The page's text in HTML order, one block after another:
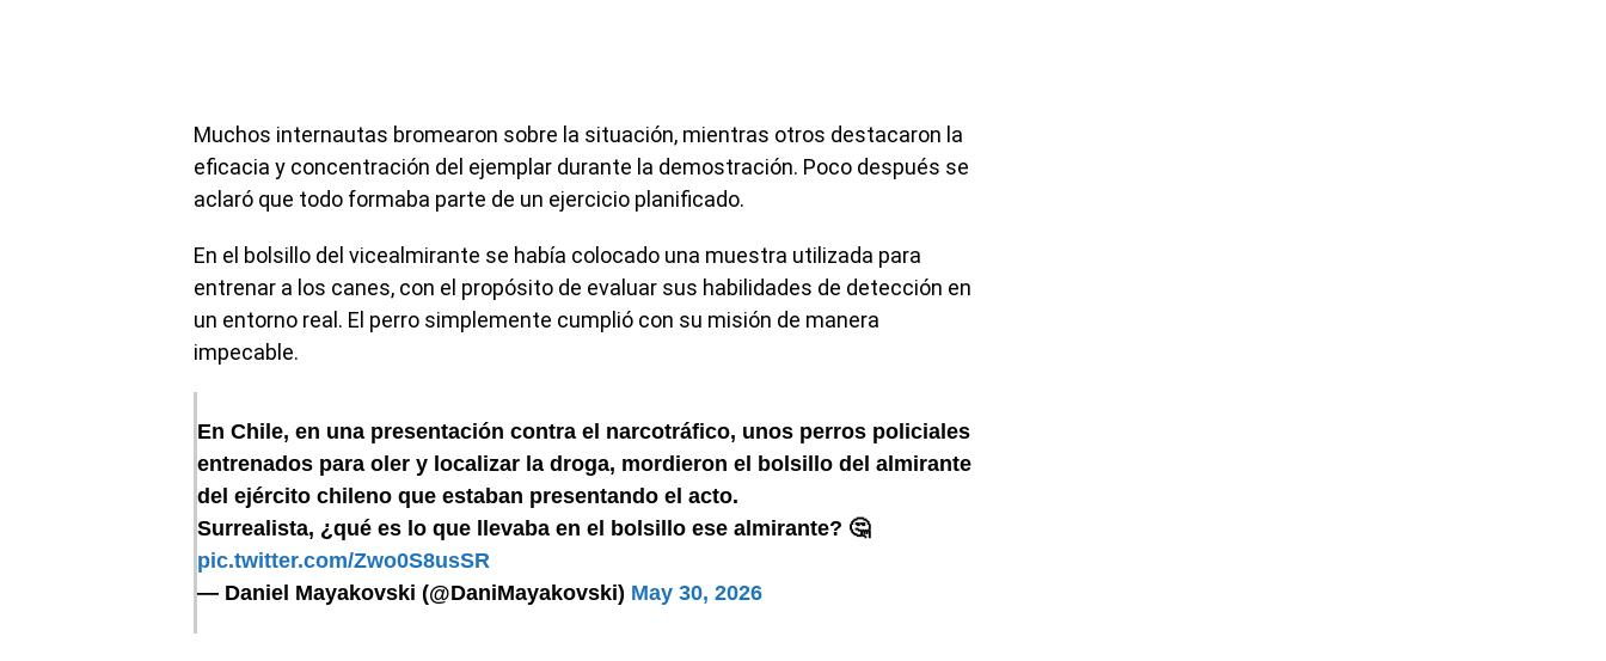
Muchos internautas bromearon sobre la situación, mientras otros destacaron la
eficacia y concentración del ejemplar durante la demostración. Poco después se
aclaró que todo formaba parte de un ejercicio planificado.
En el bolsillo del vicealmirante se había colocado una muestra utilizada para
entrenar a los canes, con el propósito de evaluar sus habilidades de detección en
un entorno real. El perro simplemente cumplió con su misión de manera
impecable.
En Chile, en una presentación contra el narcotráfico, unos perros policiales
entrenados para oler y localizar la droga, mordieron el bolsillo del almirante
del ejército chileno que estaban presentando el acto.
Surrealista, ¿qué es lo que llevaba en el bolsillo ese almirante? 🤔
pic.twitter.com/Zwo0S8usSR
— Daniel Mayakovski (@DaniMayakovski) May 30, 2026